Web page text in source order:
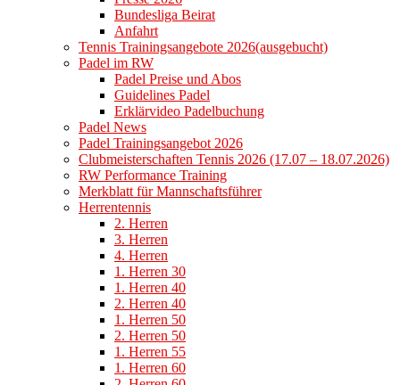
Bundesliga Beirat
Anfahrt
Tennis Trainingsangebote 2026(ausgebucht)
Padel im RW
Padel Preise und Abos
Guidelines Padel
Erklärvideo Padelbuchung
Padel News
Padel Trainingsangebot 2026
Clubmeisterschaften Tennis 2026 (17.07 – 18.07.2026)
RW Performance Training
Merkblatt für Mannschaftsführer
Herrentennis
2. Herren
3. Herren
4. Herren
1. Herren 30
1. Herren 40
2. Herren 40
1. Herren 50
2. Herren 50
1. Herren 55
1. Herren 60